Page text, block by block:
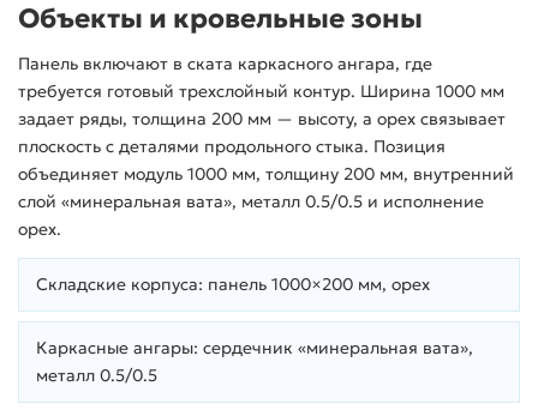
Объекты и кровельные зоны
Панель включают в ската каркасного ангара, где
требуется готовый трехслойный контур. Ширина 1000 мм
задает ряды, толщина 200 мм — высоту, а орех связывает
плоскость с деталями продольного стыка. Позиция
объединяет модуль 1000 мм, толщину 200 мм, внутренний
слой «минеральная вата», металл 0.5/0.5 и исполнение
орех.
Складские корпуса: панель 1000×200 мм, орех
Каркасные ангары: сердечник «минеральная вата»,
металл 0.5/0.5